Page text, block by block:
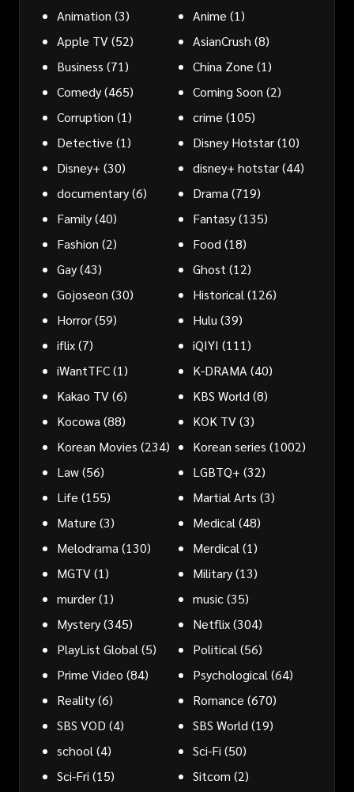
Animation (3) Anime (1)
Apple TV(52) AsianCrush (8)
Business (71) China Zone (1)
Comedy(465) Coming Soon (2)
Corruption (1) crime (105)
Detective (1) Disney Hotstar(10)
Disney+ (30) disney+ hotstar(44)
documentary(6) Drama (719)
Family(40) Fantasy(135)
Fashion (2) Food (18)
Gay(43) Ghost (12)
Gojoseon (30) Historical (126)
Horror(59) Hulu (39)
iflix(7) iQIYI (111)
iWantTFC(1) K-DRAMA (40)
Kakao TV(6) KBS World (8)
Kocowa (88) KOK TV(3)
Korean Movies (234) Korean series (1002)
Law(56) LGBTQ+ (32)
Life (155) Martial Arts (3)
Mature (3) Medical (48)
Melodrama (130) Merdical (1)
MGTV(1) Military(13)
murder(1) music(35)
Mystery(345) Netflix(304)
PlayList Global (5) Political (56)
Prime Video (84) Psychological (64)
Reality(6) Romance (670)
SBS VOD (4) SBS World (19)
school (4) Sci-Fi (50)
Sci-Fri (15) Sitcom (2)